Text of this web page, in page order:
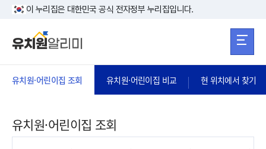
본문 바로가기
이 누리집은 대한민국 공식 전자정부 누리집입니다.
유치원·어린이집 조회 유치원·어린이집 비교 현 위치에서 찾기
유치원·어린이집 조회